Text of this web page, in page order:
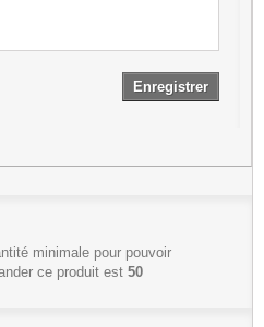
Enregistrer
minimale pour pouvoir
ce produit est 50